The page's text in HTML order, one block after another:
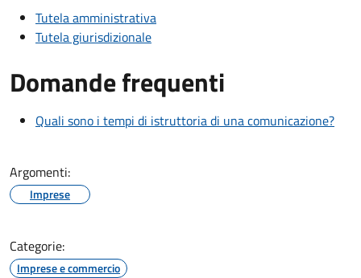
Tutela amministrativa
Tutela giurisdizionale
Domande frequenti
Quali sono i tempi di istruttoria di una comunicazione?
Argomenti:
Imprese
Categorie:
Imprese e commercio